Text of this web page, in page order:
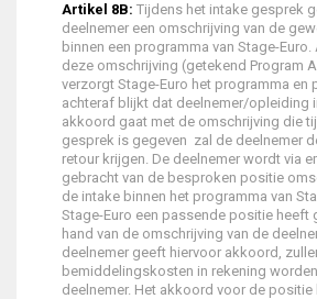
Artikel 8B: Tijdens het intake gesprek
deelnemer een omschrijving van de
binnen een programma van Stage-Euro.
deze omschrijving (getekend Program
verzorgt Stage-Euro het programma en
achteraf blijkt dat deelnemer/opleiding
akkoord gaat met de omschrijving die
gesprek is gegeven zal de deelnemer
retour krijgen. De deelnemer wordt via
gebracht van de besproken positie
de intake binnen het programma van
Stage-Euro een passende positie heeft
hand van de omschrijving van de
deelnemer geeft hiervoor akkoord,
bemiddelingskosten in rekening
deelnemer. Het akkoord voor de positie